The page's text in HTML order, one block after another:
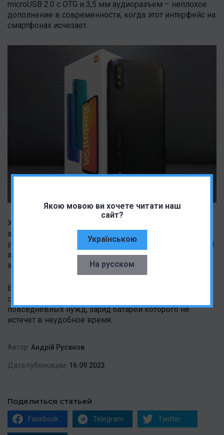
Якою мовою ви хочете читати наш
сайт?
Українською
На русском
microUSB 2.0 с OTG и 3,5 мм аудиоразъем – неплохое
дополнение в современности, когда этот интерфейс на
смартфонах исчезает.
Xiaomi Redmi 9A оснащен литий-полимерным
аккумулятором на 5000 мАч. Комплектное зарядное
устройство заряжает батарею мощностью 10 Вт. Такой
аккумулятор обеспечит смартфону длительное время
автономной работы.
В совокупности характеристики Redmi 9A делают из
смартфона неплохой рабочий аппарат для
повседневных нужд, заряд батареи которого не
истечет в неудобное время.
Автор: Андрій Русанов
Дата публикации: 16.09.2023
Поделиться статьей
Facebook Telegram Twitter